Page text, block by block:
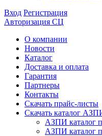
Вход Регистрация
Авторизация СЦ
О компании
Новости
Каталог
Доставка и оплата
Гарантия
Партнеры
Контакты
Скачать прайс-листы
Скачать каталог
АЗПИ каталог
АЗПИ каталог